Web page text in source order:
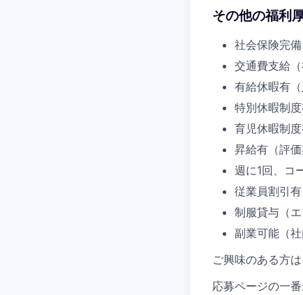
その他の福利
社会保険完備
交通費支給（
有給休暇有（
特別休暇制
育児休暇制
昇給有（評価
週に1回、コ
従業員割引
制服貸与（エ
副業可能（社
ご興味のある方
応募ページの一